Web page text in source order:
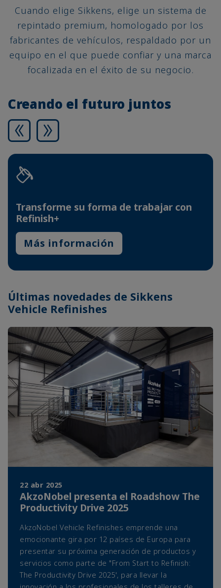
Cuando elige Sikkens, elige un sistema de
repintado premium, homologado por los
fabricantes de vehículos, respaldado por un
equipo en el que puede confiar y una marca
focalizada en el éxito de su negocio.
Creando el futuro juntos
Transforme su forma de trabajar con
Refinish+
Más información
Últimas novedades de Sikkens
Vehicle Refinishes
22 abr 2025
AkzoNobel presenta el Roadshow The
Productivity Drive 2025
AkzoNobel Vehicle Refinishes emprende una
emocionante gira por 12 países de Europa para
presentar su próxima generación de productos y
servicios como parte de "From Start to Refinish:
The Productivity Drive 2025', para llevar la